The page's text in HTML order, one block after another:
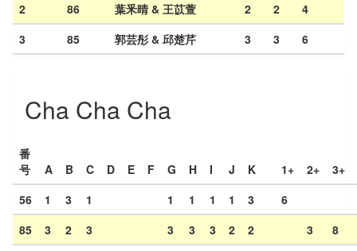
2
86 葉釆晴 & 王苡萱 2 2
4
3
85 郭芸彤 & 邱楚芹 3 3 6
Cha Cha Cha
番
号
A B C D E F G H I J K 1+ 2+
3+
56
1 3 1 1 1 1 1 3
6
85
3 2 3 3 3 3 2 2 3
8